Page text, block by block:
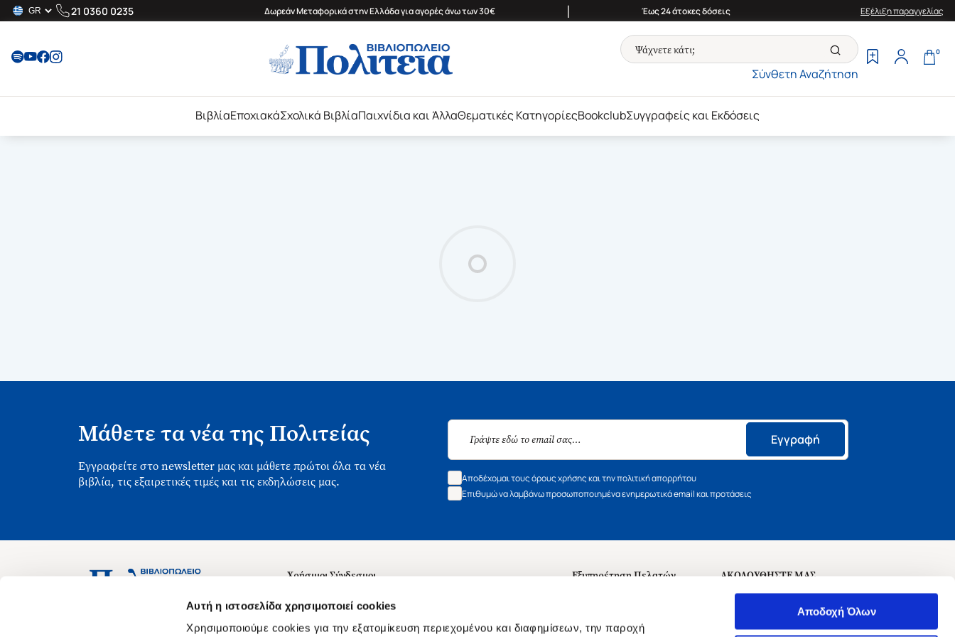
Αυτή η ιστοσελίδα χρησιμοποιεί cookies
Χρησιμοποιούμε cookies για την εξατομίκευση περιεχομένου και διαφημίσεων, την παροχή
Αποδοχή Όλων
21 0360 0235 Δωρεάν Μεταφορικά στην Ελλάδα για αγορές άνω των 30€ | Έως 24 άτοκες δόσεις Εξέλιξη παραγγελίας
Σύνθετη Αναζήτηση
0
ΒιβλίαΕποχιακάΣχολικά ΒιβλίαΠαιχνίδια και ΆλλαΘεματικές ΚατηγορίεςBookclubΣυγγραφείς και Εκδόσεις
Μάθετε τα νέα της Πολιτείας
Εγγραφείτε στο newsletter μας και μάθετε πρώτοι όλα τα νέα
βιβλία, τις εξαιρετικές τιμές και τις εκδηλώσεις μας.
Εγγραφή
Αποδέχομαι τους όρους χρήσης και την πολιτική απορρήτου
Επιθυμώ να λαμβάνω προσωποποιημένα ενημερωτικά email και προτάσεις
Ασκληπιού 1-3, Αθήνα 106 79
Χρήσιμοι Σύνδεσμοι
Σχετικά με εμάς
Θέσεις Εργασίας
Εξυπηρέτηση Πελατών
ΑΚΟΛΟΥΘΗΣΤΕ ΜΑΣ